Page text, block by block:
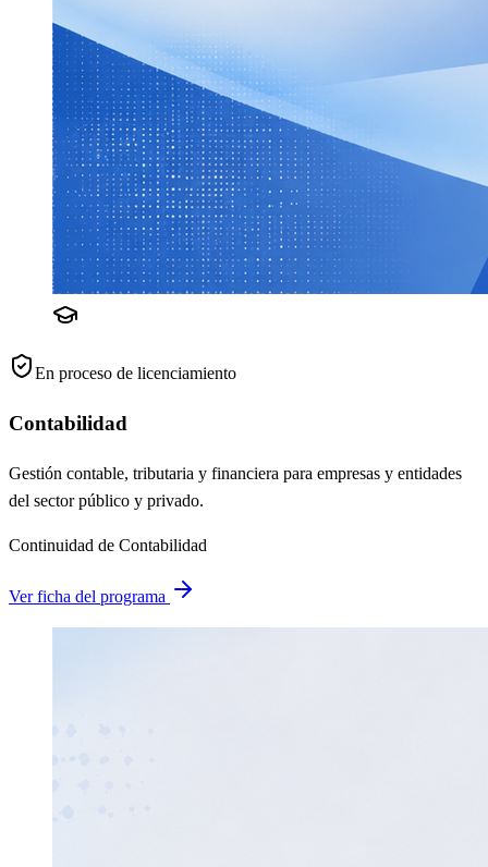
En proceso de licenciamiento
Contabilidad
Gestión contable, tributaria y financiera para empresas y entidades
del sector público y privado.
Continuidad de Contabilidad
Ver ficha del programa